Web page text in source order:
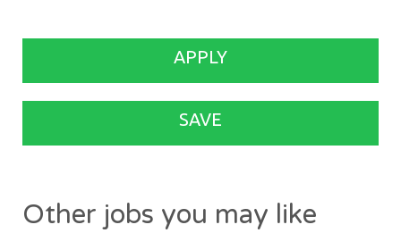
APPLY
SAVE
Other jobs you may like